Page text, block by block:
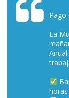
Pago
La